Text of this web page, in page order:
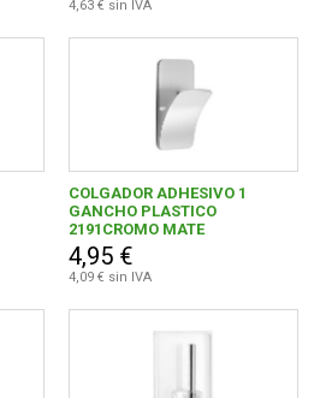
4,63 € sin IVA
COLGADOR ADHESIVO 1
GANCHO PLASTICO
2191CROMO MATE
4,95 €
4,09 € sin IVA